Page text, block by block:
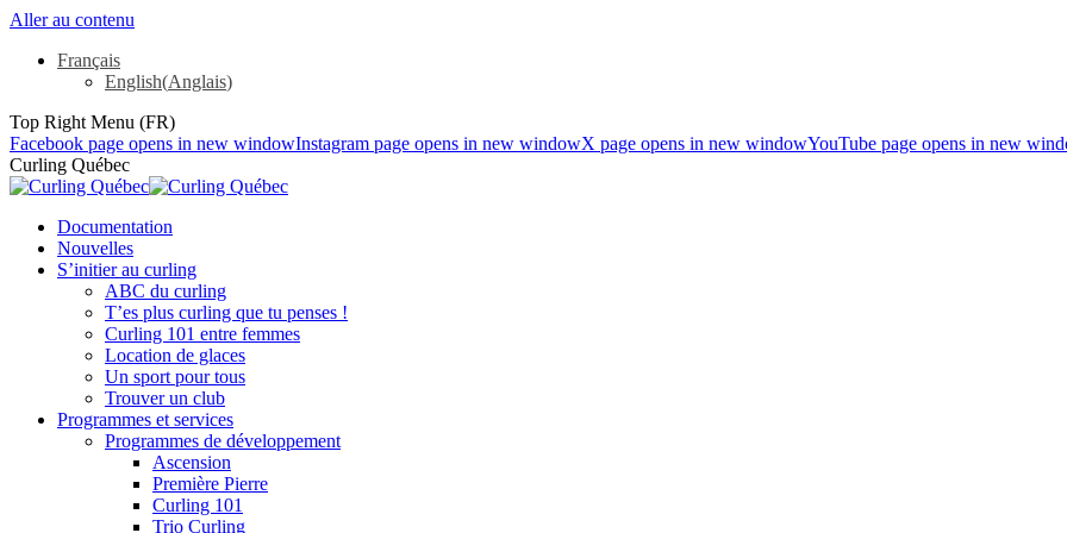
Aller au contenu
Français
English(Anglais)
Top Right Menu (FR)
Facebook page opens in new windowInstagram page opens in new windowX page opens in new windowYouTube page opens in new
Curling Québec
Documentation
Nouvelles
S’initier au curling
ABC du curling
T’es plus curling que tu penses !
Curling 101 entre femmes
Location de glaces
Un sport pour tous
Trouver un club
Programmes et services
Programmes de développement
Ascension
Première Pierre
Curling 101
Trio Curling